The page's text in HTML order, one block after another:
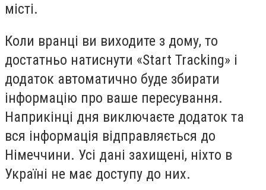
місті.
Коли вранці ви виходите з дому, то
достатньо натиснути «Start Tracking» і
додаток автоматично буде збирати
інформацію про ваше пересування.
Наприкінці дня виключаєте додаток та
вся інформація відправляється до
Німеччини. Усі дані захищені, ніхто в
Україні не має доступу до них.